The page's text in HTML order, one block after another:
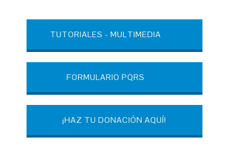
TUTORIALES - MULTIMEDIA
FORMULARIO PQRS
¡HAZ TU DONACIÓN AQUÍ!